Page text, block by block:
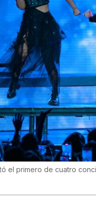
el primero de cuatro